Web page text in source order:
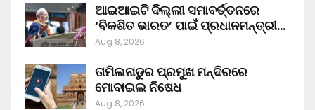
ଆଇଆଇଟି ଦିଲ୍ଲୀ ସମାବର୍ତ୍ତନରେ
‘ବିକଶିତ ଭାରତ’ ପାଇଁ ପ୍ରଧାନମନ୍ତ୍ରୀ…
Aug 8, 2026
ତାମିଲନାଡୁର ପ୍ରମୁଖ ମନ୍ଦିରରେ
ମୋବାଇଲ ନିଷେଧ
Aug 8, 2026